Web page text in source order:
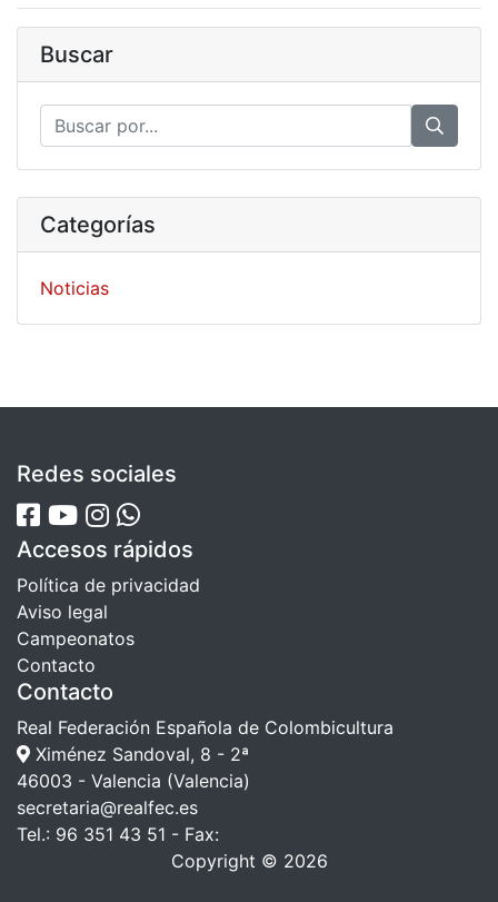
Buscar
Categorías
Noticias
Redes sociales
Accesos rápidos
Política de privacidad
Aviso legal
Campeonatos
Contacto
Contacto
Real Federación Española de Colombicultura
Ximénez Sandoval, 8 - 2ª
46003 - Valencia (Valencia)
secretaria@realfec.es
Tel.: 96 351 43 51 - Fax:
Copyright © 2026